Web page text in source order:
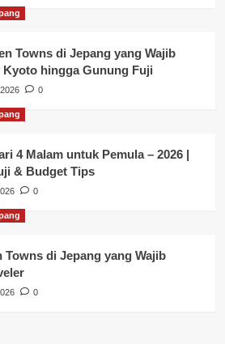
Towns di Jepang yang Wajib
hingga Gunung Fuji
0
4 Malam untuk Pemula – 2026 |
& Budget Tips
0
Towns di Jepang yang Wajib
0